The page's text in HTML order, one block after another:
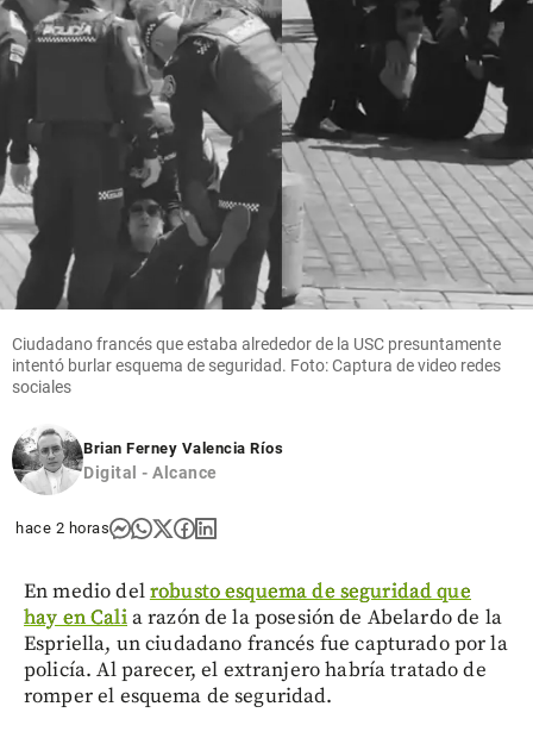
Ciudadano francés que estaba alrededor de la USC presuntamente
intentó burlar esquema de seguridad. Foto: Captura de video redes
sociales
Brian Ferney Valencia Ríos
Digital - Alcance
hace 2 horas
En medio delrobusto esquema de seguridad que
hay en Calia razón de la posesión de Abelardo de la
Espriella, un ciudadano francés fue capturado por la
policía. Al parecer, el extranjero habría tratado de
romper el esquema de seguridad.